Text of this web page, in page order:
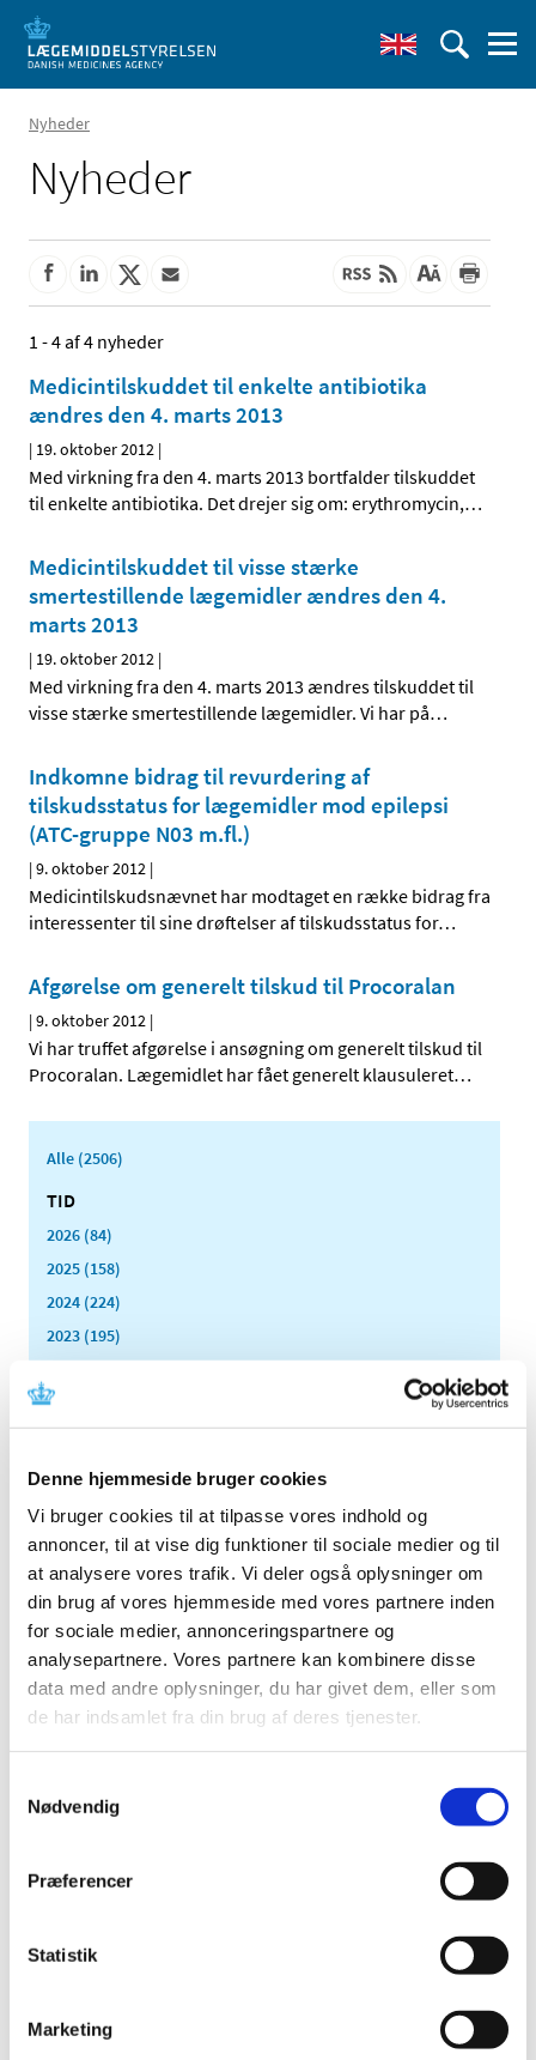
Denne hjemmeside bruger cookies
Vi bruger cookies til at tilpasse vores indhold og
annoncer, til at vise dig funktioner til sociale medier og til
at analysere vores trafik. Vi deler også oplysninger om
din brug af vores hjemmeside med vores partnere inden
for sociale medier, annonceringspartnere og
analysepartnere. Vores partnere kan kombinere disse
data med andre oplysninger, du har givet dem, eller som
de har indsamlet fra din brug af deres tjenester.
Nødvendig
Præferencer
Statistik
Marketing
Nyheder
Nyheder
1 - 4 af 4 nyheder
Medicintilskuddet til enkelte antibiotika
ændres den 4. marts 2013
| 19. oktober 2012 |
Med virkning fra den 4. marts 2013 bortfalder tilskuddet
til enkelte antibiotika. Det drejer sig om: erythromycin,…
Medicintilskuddet til visse stærke
smertestillende lægemidler ændres den 4.
marts 2013
| 19. oktober 2012 |
Med virkning fra den 4. marts 2013 ændres tilskuddet til
visse stærke smertestillende lægemidler. Vi har på…
Indkomne bidrag til revurdering af
tilskudsstatus for lægemidler mod epilepsi
(ATC-gruppe N03 m.fl.)
|9. oktober 2012 |
Medicintilskudsnævnet har modtaget en række bidrag fra
interessenter til sine drøftelser af tilskudsstatus for…
Afgørelse om generelt tilskud til Procoralan
|9. oktober 2012 |
Vi har truffet afgørelse i ansøgning om generelt tilskud til
Procoralan. Lægemidlet har fået generelt klausuleret…
Alle (2506)
TID
2026 (84)
2025 (158)
2024 (224)
2023 (195)
2021 (516)
2020 (263)
2019 (159)
2017 (167)
2016 (167)
2015 (33)
2014 (44)
2013 (49)
oktober (4)
juli (5)
maj (1)
februar (3)